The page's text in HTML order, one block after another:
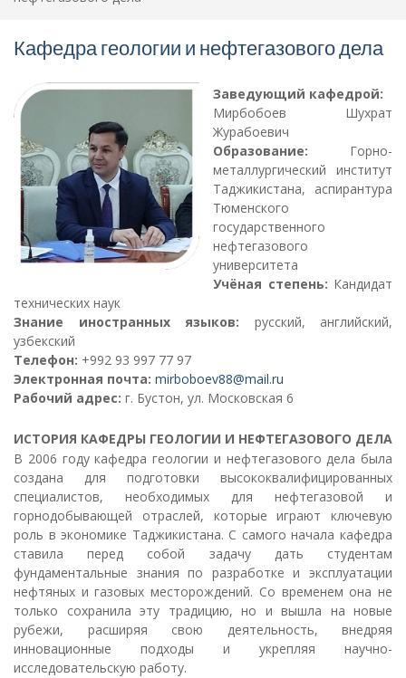
Кафедра геологии и нефтегазового дела
Заведующий кафедрой:
Мирбобоев Шухрат
Журабоевич
Образование: Горно-
металлургический институт
Таджикистана, аспирантура
Тюменского
государственного
нефтегазового
университета
Учёная степень: Кандидат
технических наук
Знание иностранных языков: русский, английский,
узбекский
Телефон: +992 93 997 77 97
Электронная почта: mirboboev88@mail.ru
Рабочий адрес: г. Бустон, ул. Московская 6
ИСТОРИЯ КАФЕДРЫ ГЕОЛОГИИ И НЕФТЕГАЗОВОГО ДЕЛА
В 2006 году кафедра геологии и нефтегазового дела была
создана для подготовки высококвалифицированных
специалистов, необходимых для нефтегазовой и
горнодобывающей отраслей, которые играют ключевую
роль в экономике Таджикистана. С самого начала кафедра
ставила перед собой задачу дать студентам
фундаментальные знания по разработке и эксплуатации
нефтяных и газовых месторождений. Со временем она не
только сохранила эту традицию, но и вышла на новые
рубежи, расширяя свою деятельность, внедряя
инновационные подходы и укрепляя научно-
исследовательскую работу.